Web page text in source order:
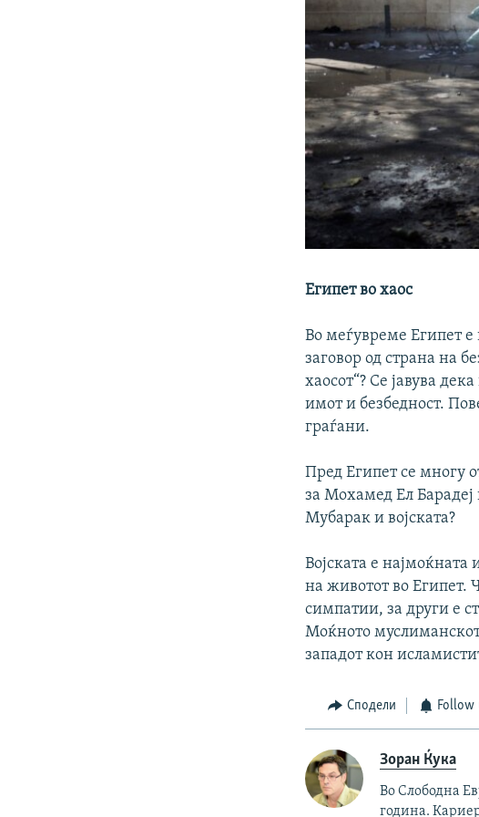
Египет во хаос
Во меѓувреме Египет е
заговор од страна на
хаосот“? Се јавува
имот и безбедност.
граѓани.
Пред Египет се многу
за Мохамед Ел Барадеј
Мубарак и војската?
Војската е најмоќната
на животот во Египет.
симпатии, за други е
Моќното
западот кон
Сподели Follow
Зоран Ќука
Во Слободна
година.